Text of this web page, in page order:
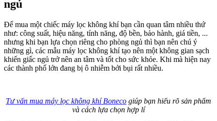
ngủ
Để mua một chiếc máy lọc không khí bạn cần quan tâm nhiều thứ
như: công suất, hiệu năng, tính năng, độ bền, bảo hành, giá tiền, ...
nhưng khi bạn lựa chọn riêng cho phòng ngủ thì bạn nên chú ý
những gì, các mẫu máy lọc không khí tạo nên một không gian sạch
khiến giấc ngủ trở nên an tâm và tốt cho sức khỏe. Khi mà hiện nay
các thành phố lớn đang bị ô nhiễm bởi bụi rất nhiều.
Tư vấn mua máy lọc không khí Boneco giúp bạn hiểu rõ sản phẩm
và cách lựa chọn hợp lí